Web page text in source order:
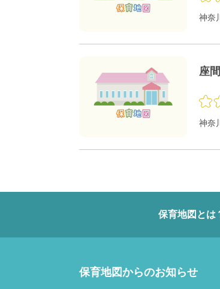
神奈
座
神奈
保育地図とは
保育地図からのお知らせ